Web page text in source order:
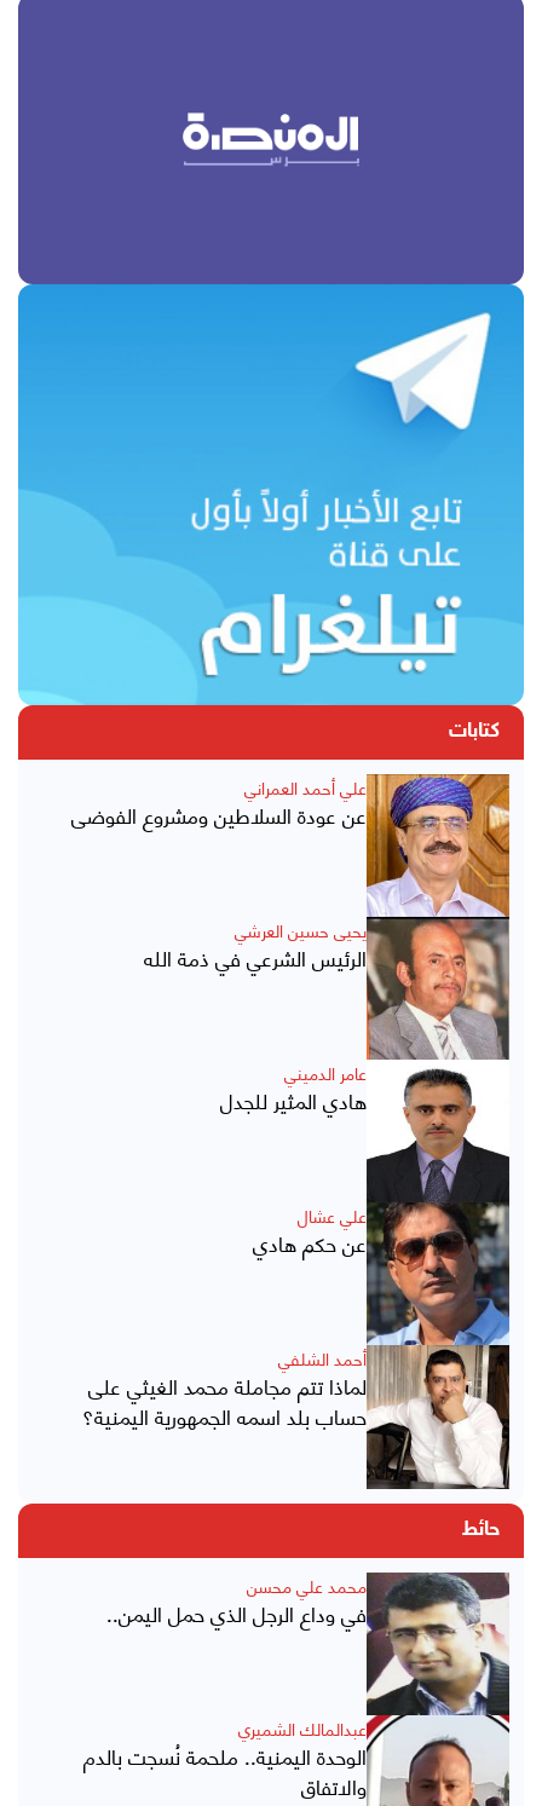
كتابات
علي أحمد العمراني
عن عودة السلاطين ومشروع الفوضى
يحيى حسين العرشي
الرئيس الشرعي في ذمة الله
عامر الدميني
هادي المثير للجدل
علي عشال
عن حكم هادي
أحمد الشلفي
لماذا تتم مجاملة محمد الغيثي على
حساب بلد اسمه الجمهورية اليمنية؟
حائط
محمد علي محسن
في وداع الرجل الذي حمل اليمن..
عبدالمالك الشميري
الوحدة اليمنية.. ملحمة نُسجت بالدم
والاتفاق